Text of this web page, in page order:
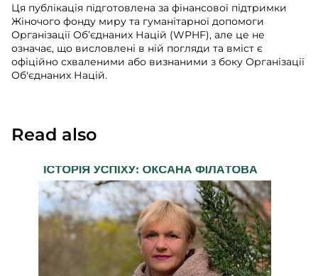
Ця публікація підготовлена за фінансової підтримки
Жіночого фонду миру та гуманітарної допомоги
Організації Об’єднаних Націй (WPHF), але це не
означає, що висловлені в ній погляди та вміст є
офіційно схваленими або визнаними з боку Організації
Об'єднаних Націй.
Read also